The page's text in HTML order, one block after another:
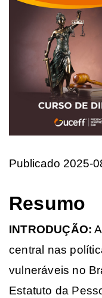
Publicado 2025-
Resumo
INTRODUÇÃO:
central nas
vulneráveis no
Estatuto da